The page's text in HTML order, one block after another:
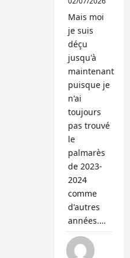
Mais moi
je suis
déçu
jusqu'à
maintenant
puisque je
n'ai
toujours
pas trouvé
le
palmarès
de 2023-
2024
comme
d'autres
années.…